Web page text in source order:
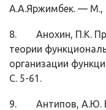
А.А.Яржимбек. — М.,
8. Анохин, П.К.
теории
организации
С. 5-61.
9. Антипов, А.Ю.